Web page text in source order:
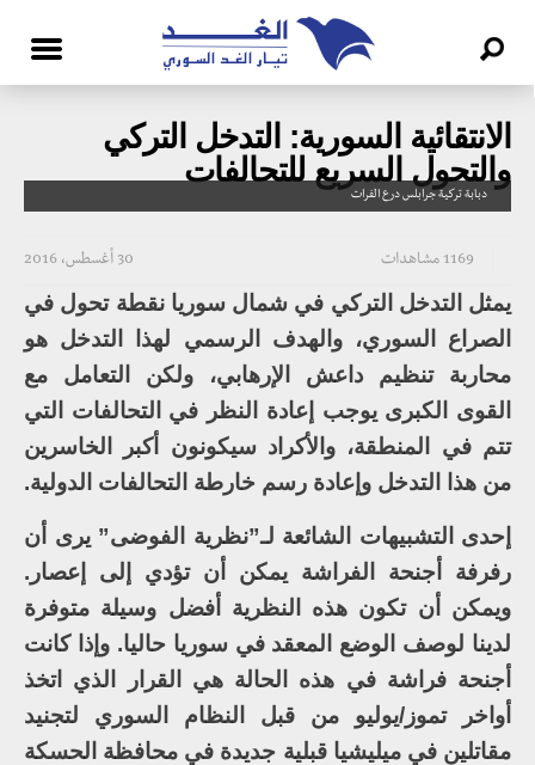
الانتقائية السورية: التدخل التركي
والتحول السريع للتحالفات
دبابة تركية جرابلس درع الفرات
30 أغسطس، 2016 1169 مشاهدات
يمثل التدخل التركي في شمال سوريا نقطة تحول في
الصراع السوري، والهدف الرسمي لهذا التدخل هو
محاربة تنظيم داعش الإرهابي، ولكن التعامل مع
القوى الكبرى يوجب إعادة النظر في التحالفات التي
تتم في المنطقة، والأكراد سيكونون أكبر الخاسرين
من هذا التدخل وإعادة رسم خارطة التحالفات الدولية.
إحدى التشبيهات الشائعة لـ”نظرية الفوضى” يرى أن
رفرفة أجنحة الفراشة يمكن أن تؤدي إلى إعصار.
ويمكن أن تكون هذه النظرية أفضل وسيلة متوفرة
لدينا لوصف الوضع المعقد في سوريا حاليا. وإذا كانت
أجنحة فراشة في هذه الحالة هي القرار الذي اتخذ
أواخر تموز/يوليو من قبل النظام السوري لتجنيد
مقاتلين في ميليشيا قبلية جديدة في محافظة الحسكة